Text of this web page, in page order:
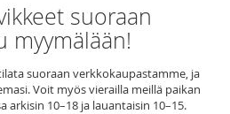
suoraan
myymälään!
suoraan verkkokaupastamme, ja
Voit myös vierailla meillä paikan
arkisin 10–18 ja lauantaisin 10–15.